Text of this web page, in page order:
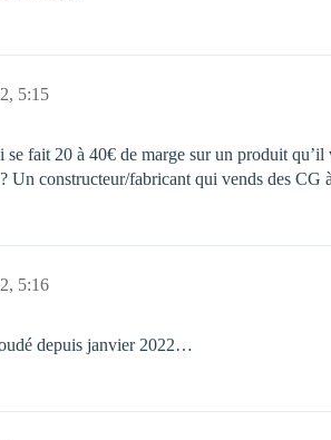
5:15
fait 20 à 40€ de marge sur un produit
Un constructeur/fabricant qui vends des
5:16
depuis janvier 2022…